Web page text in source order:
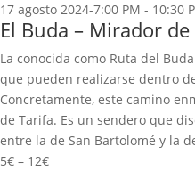
17 agosto 2024-7:00 PM - 10:30
El Buda – Mirador de
La conocida como Ruta del
que pueden realizarse dentro
Concretamente, este camino
de Tarifa. Es un sendero que
entre la de San Bartolomé y la
5€ – 12€